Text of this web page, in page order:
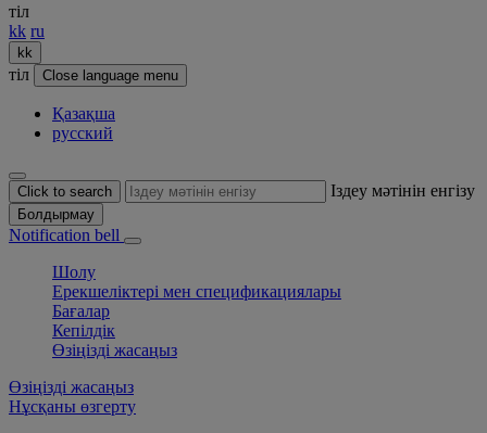
тіл
kk ru
kk
тіл Close language menu
Қазақша
русский
Click to search Іздеу мәтінін енгізу
Болдырмау
Notification bell
Шолу
Ерекшеліктері мен спецификациялары
Бағалар
Кепілдік
Өзіңізді жасаңыз
Өзіңізді жасаңыз
Нұсқаны өзгерту